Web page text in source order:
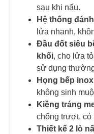
sau khi nấu.
Hệ thống
lửa nhanh,
Đầu đốt siêu
khối, cho lửa
sử dụng
Họng bếp
không sinh
Kiềng tráng
chống trượt, có
Thiết kế 2 lò